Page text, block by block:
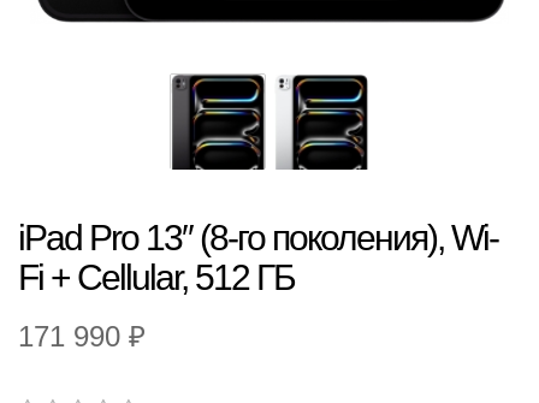
iPad Pro 13″ (8-го поколения), Wi-
Fi + Cellular, 512 ГБ
171 990 ₽